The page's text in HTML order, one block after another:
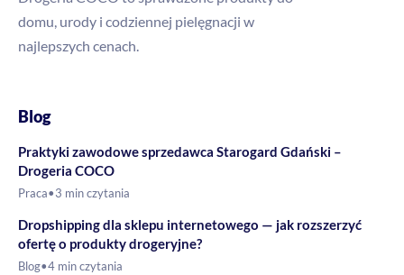
domu, urody i codziennej pielęgnacji w
najlepszych cenach.
Blog
Praktyki zawodowe sprzedawca Starogard Gdański –
Drogeria COCO
Praca•3 min czytania
Dropshipping dla sklepu internetowego — jak rozszerzyć
ofertę o produkty drogeryjne?
Blog•4 min czytania